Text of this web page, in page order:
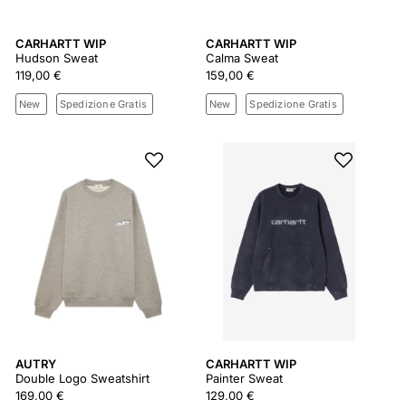
CARHARTT WIP
Hudson Sweat
119,00 €
New Spedizione Gratis
CARHARTT WIP
Calma Sweat
159,00 €
New Spedizione Gratis
AUTRY
Double Logo Sweatshirt
169,00 €
CARHARTT WIP
Painter Sweat
129,00 €